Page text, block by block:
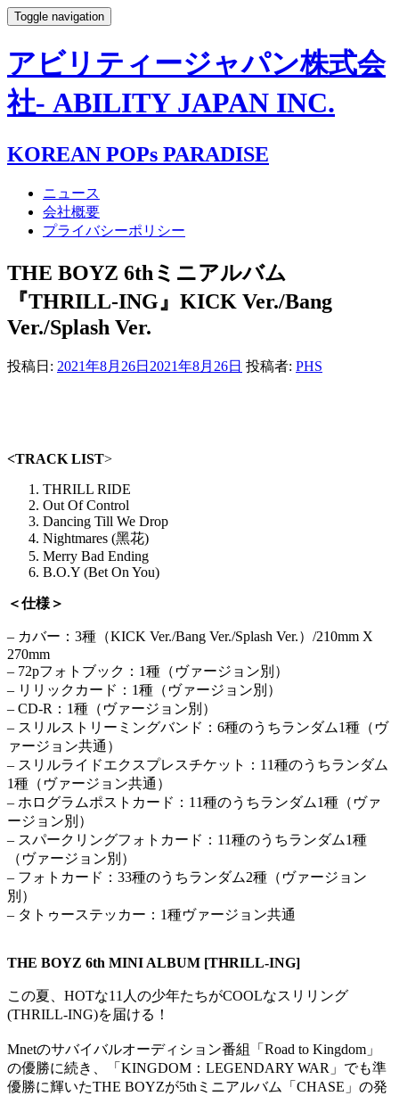
Toggle navigation
アビリティージャパン株式会
社- ABILITY JAPAN INC.
KOREAN POPs PARADISE
ニュース
会社概要
プライバシーポリシー
THE BOYZ 6thミニアルバム
『THRILL-ING』KICK Ver./Bang
Ver./Splash Ver.
投稿日: 2021年8月26日 2021年8月26日 投稿者: PHS
<TRACK LIST>
THRILL RIDE
Out Of Control
Dancing Till We Drop
Nightmares (黑花)
Merry Bad Ending
B.O.Y (Bet On You)
＜仕様＞
– カバー：3種（KICK Ver./Bang Ver./Splash Ver.）/210mm X
270mm
– 72pフォトブック：1種（ヴァージョン別）
– リリックカード：1種（ヴァージョン別）
– CD-R：1種（ヴァージョン別）
– スリルストリーミングバンド：6種のうちランダム1種（ヴ
ァージョン共通）
– スリルライドエクスプレスチケット：11種のうちランダム
1種（ヴァージョン共通）
– ホログラムポストカード：11種のうちランダム1種（ヴァ
ージョン別）
– スパークリングフォトカード：11種のうちランダム1種
（ヴァージョン別）
– フォトカード：33種のうちランダム2種（ヴァージョン
別）
– タトゥーステッカー：1種ヴァージョン共通
THE BOYZ 6th MINI ALBUM [THRILL-ING]
この夏、HOTな11人の少年たちがCOOLなスリリング
(THRILL-ING)を届ける！
Mnetのサバイバルオーディション番組「Road to Kingdom」
の優勝に続き、「KINGDOM：LEGENDARY WAR」でも準
優勝に輝いたTHE BOYZが5thミニアルバム「CHASE」の発